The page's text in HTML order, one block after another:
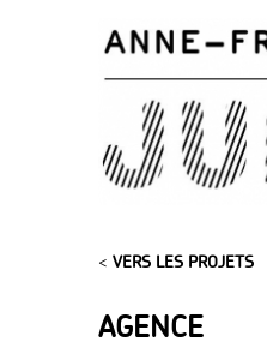
< VERS LES PROJETS
AGENCE